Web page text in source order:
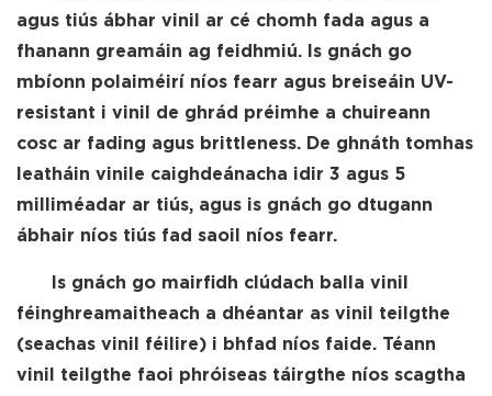
agus tiús ábhar vinil ar cé chomh fada agus a
fhanann greamáin ag feidhmiú. Is gnách go
mbíonn polaiméirí níos fearr agus breiseáin UV-
resistant i vinil de ghrád préimhe a chuireann
cosc ​​​​ar fading agus brittleness. De ghnáth tomhas
leatháin vinile caighdeánacha idir 3 agus 5
milliméadar ar tiús, agus is gnách go dtugann
ábhair níos tiús fad saoil níos fearr.
Is gnách go mairfidh clúdach balla vinil
féinghreamaitheach a dhéantar as vinil teilgthe
(seachas vinil féilire) i bhfad níos faide. Téann
vinil teilgthe faoi phróiseas táirgthe níos scagtha